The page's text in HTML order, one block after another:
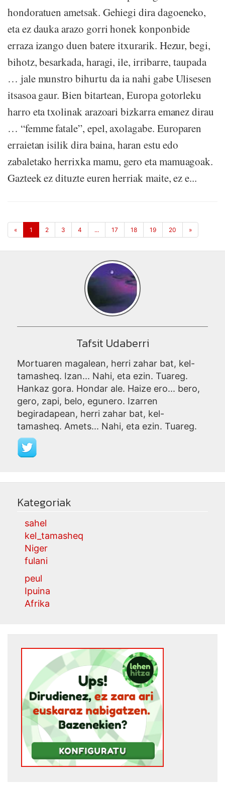
hondoratuen ametsak. Gehiegi dira dagoeneko,
eta ez dauka arazo gorri honek konponbide
erraza izango duen batere itxurarik. Hezur, begi,
bihotz, besarkada, haragi, ile, irribarre, taupada
… jale munstro bihurtu da ia nahi gabe Ulisesen
itsasoa gaur. Bien bitartean, Europa gotorleku
harro eta txolinak arazoari bizkarra emanez dirau
… “femme fatale”, epel, axolagabe. Europaren
erraietan isilik dira baina, haran estu edo
zabaletako herrixka mamu, gero eta mamuagoak.
Gazteek ez dituzte euren herriak maite, ez e...
« 1 2 3 4 ... 17 18 19 20 »
Tafsit Udaberri
Mortuaren magalean, herri zahar bat, kel-
tamasheq. Izan... Nahi, eta ezin. Tuareg.
Hankaz gora. Hondar ale. Haize ero... bero,
gero, zapi, belo, egunero. Izarren
begiradapean, herri zahar bat, kel-
tamasheq. Amets... Nahi, eta ezin. Tuareg.
Kategoriak
sahel
kel_tamasheq
Niger
fulani
peul
Ipuina
Afrika